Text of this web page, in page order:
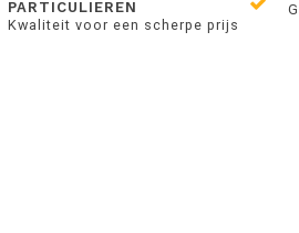
PARTICULIEREN
Kwaliteit voor een scherpe prijs